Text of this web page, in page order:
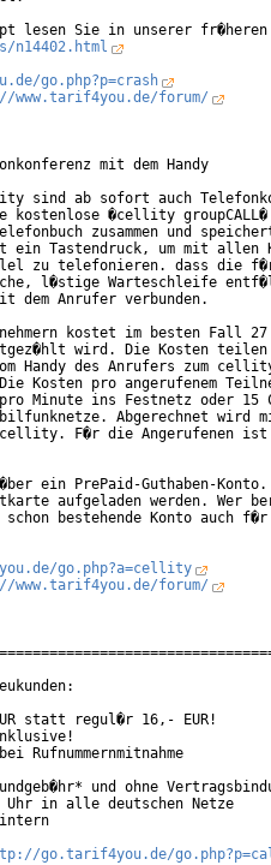
n14402.html
go.php?p=crash
www.tarif4you.de/forum/
mit dem Handy
sind ab sofort auch
kostenlose �cellity groupCALL�
zusammen und
ein Tastendruck, um mit allen
zu telefonieren. dass die
l�stige Warteschleife
Anrufer verbunden.
kostet im besten Fall
wird. Die Kosten
Handy des Anrufers zum
Kosten pro angerufenem
Minute ins Festnetz oder 15
Abgerechnet wird
cellity. F�r die Angerufenen
ein PrePaid-Guthaben-
aufgeladen werden. Wer
bestehende Konto auch f�r
go.php?a=cellity
www.tarif4you.de/forum/
statt regul�r 16,- EUR!
Rufnummernmitnahme
und ohne
Uhr in alle deutschen Netze
go.tarif4you.de/